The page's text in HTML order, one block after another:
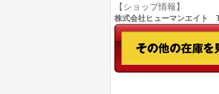
【ショップ情報】
株式会社ヒューマンエイト